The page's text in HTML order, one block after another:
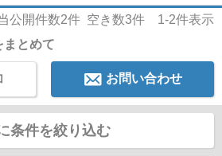
公開件数2件 空き数3件 1-2件表示
まとめて
お問い合わせ
条件を絞り込む